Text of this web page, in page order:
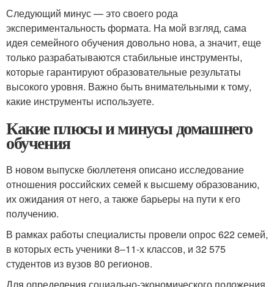
Следующий минус — это своего рода
экспериментальность формата. На мой взгляд, сама
идея семейного обучения довольно нова, а значит, еще
только разрабатываются стабильные инструменты,
которые гарантируют образовательные результаты
высокого уровня. Важно быть внимательными к тому,
какие инструменты используете.
Какие плюсы и минусы домашнего
обучения
В новом выпуске бюллетеня описано исследование
отношения российских семей к высшему образованию,
их ожидания от него, а также барьеры на пути к его
получению.
В рамках работы специалисты провели опрос 622 семей,
в которых есть ученики 8–11-х классов, и 32 575
студентов из вузов 80 регионов.
Для определения социально-экономического положения